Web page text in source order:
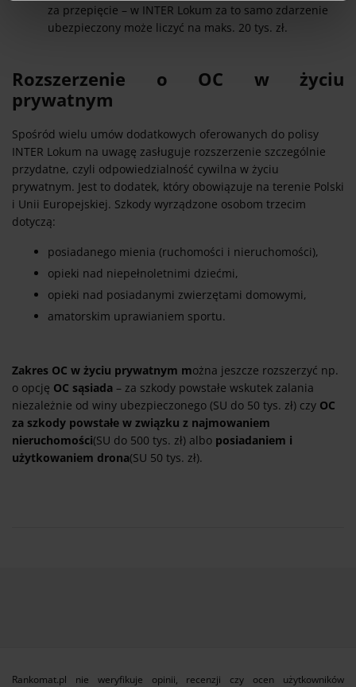
za przepięcie – w INTER Lokum za to samo zdarzenie
ubezpieczony może liczyć na maks. 20 tys. zł.
Rozszerzenie o OC w życiu
prywatnym
Spośród wielu umów dodatkowych oferowanych do polisy
INTER Lokum na uwagę zasługuje rozszerzenie szczególnie
przydatne, czyli odpowiedzialność cywilna w życiu
prywatnym. Jest to dodatek, który obowiązuje na terenie Polski
i Unii Europejskiej. Szkody wyrządzone osobom trzecim
dotyczą:
posiadanego mienia (ruchomości i nieruchomości),
opieki nad niepełnoletnimi dziećmi,
opieki nad posiadanymi zwierzętami domowymi,
amatorskim uprawianiem sportu.
Zakres OC w życiu prywatnym można jeszcze rozszerzyć np.
o opcję OC sąsiada – za szkody powstałe wskutek zalania
niezależnie od winy ubezpieczonego (SU do 50 tys. zł) czy OC
za szkody powstałe w związku z najmowaniem
nieruchomości(SU do 500 tys. zł) albo posiadaniem i
użytkowaniem drona(SU 50 tys. zł).
Rankomat.pl nie weryfikuje opinii, recenzji czy ocen użytkowników